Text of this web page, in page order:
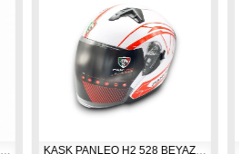
KASK PANLEO H2 528 BEYAZ-RED (M)